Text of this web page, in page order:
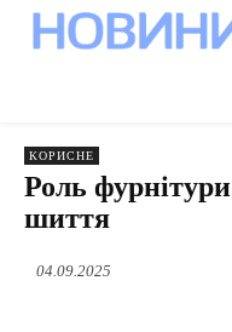
КОРИСНЕ
Роль фурнітури
шиття
04.09.2025